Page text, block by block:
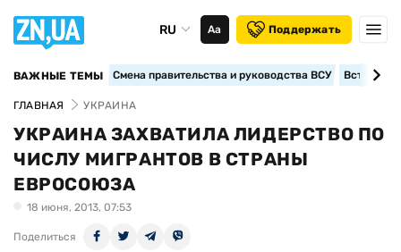
RU Аа Поддержать
ВАЖНЫЕ ТЕМЫ Смена правительства и руководства ВСУ
ГЛАВНАЯ УКРАИНА
УКРАИНА ЗАХВАТИЛА ЛИДЕРСТВО ПО
ЧИСЛУ МИГРАНТОВ В СТРАНЫ
ЕВРОСОЮЗА
18 июня, 2013, 07:53
Поделиться